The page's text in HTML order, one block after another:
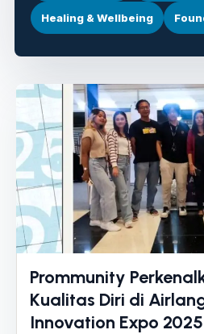
Healing & Wellbeing
Prommunity
Kualitas Diri di
Innovation Expo 2025